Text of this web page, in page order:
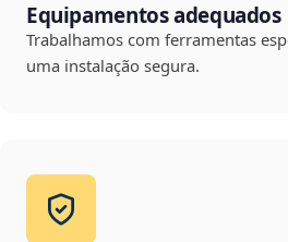
Equipamentos adequados
Trabalhamos com ferramentas
uma instalação segura.